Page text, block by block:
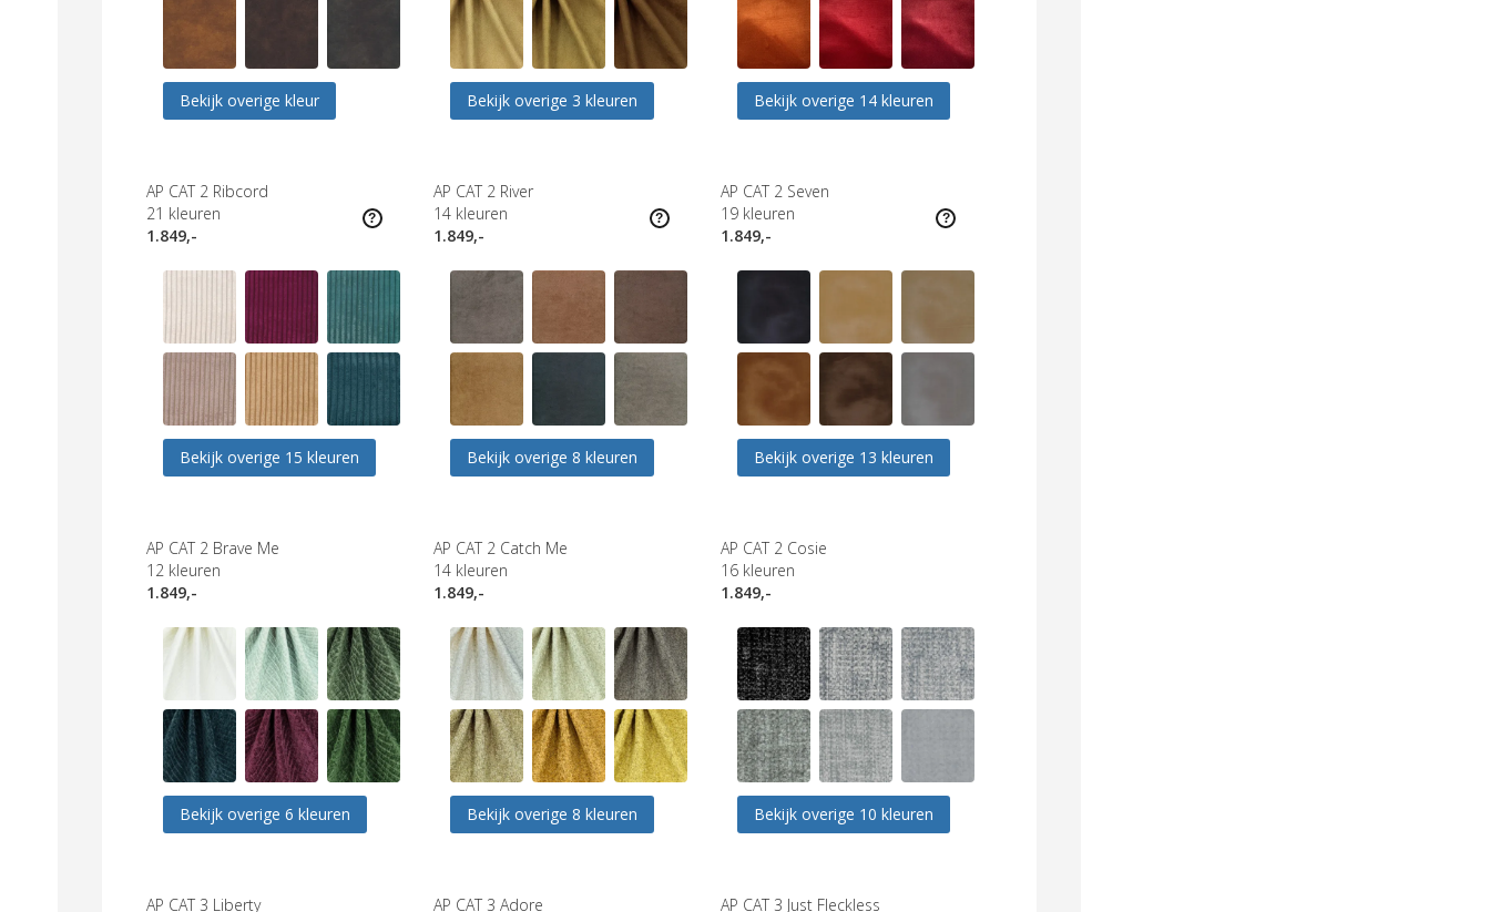
Bekijk overige kleur Bekijk overige 3 kleuren Bekijk overige 14 kleuren
AP CAT 2 Ribcord
21 kleuren
1.849,-
Bekijk overige 15 kleuren
AP CAT 2 River
14 kleuren
1.849,-
Bekijk overige 8 kleuren
AP CAT 2 Seven
19 kleuren
1.849,-
Bekijk overige 13 kleuren
AP CAT 2 Brave Me
12 kleuren
1.849,-
Bekijk overige 6 kleuren
AP CAT 2 Catch Me
14 kleuren
1.849,-
Bekijk overige 8 kleuren
AP CAT 2 Cosie
16 kleuren
1.849,-
Bekijk overige 10 kleuren
AP CAT 3 Liberty AP CAT 3 Adore AP CAT 3 Just Fleckless